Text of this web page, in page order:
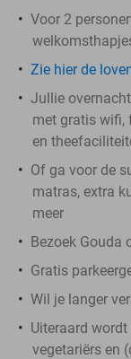
Voor 2
Zie hier de
Jullie
met gratis wifi,
en
Of ga voor de
matras, extra
meer
Bezoek Gouda
Gratis
Wil je langer
Uiteraard
vegetariërs en